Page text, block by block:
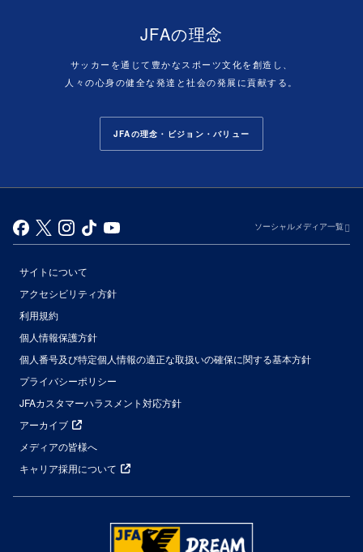
JFAの理念
サッカーを通じて豊かなスポーツ文化を創造し、
人々の心身の健全な発達と社会の発展に貢献する。
JFAの理念・ビジョン・バリュー
ソーシャルメディア一覧
サイトについて
アクセシビリティ方針
利用規約
個人情報保護方針
個人番号及び特定個人情報の適正な取扱いの確保に関する基本方針
プライバシーポリシー
JFAカスタマーハラスメント対応方針
アーカイブ
メディアの皆様へ
キャリア採用について